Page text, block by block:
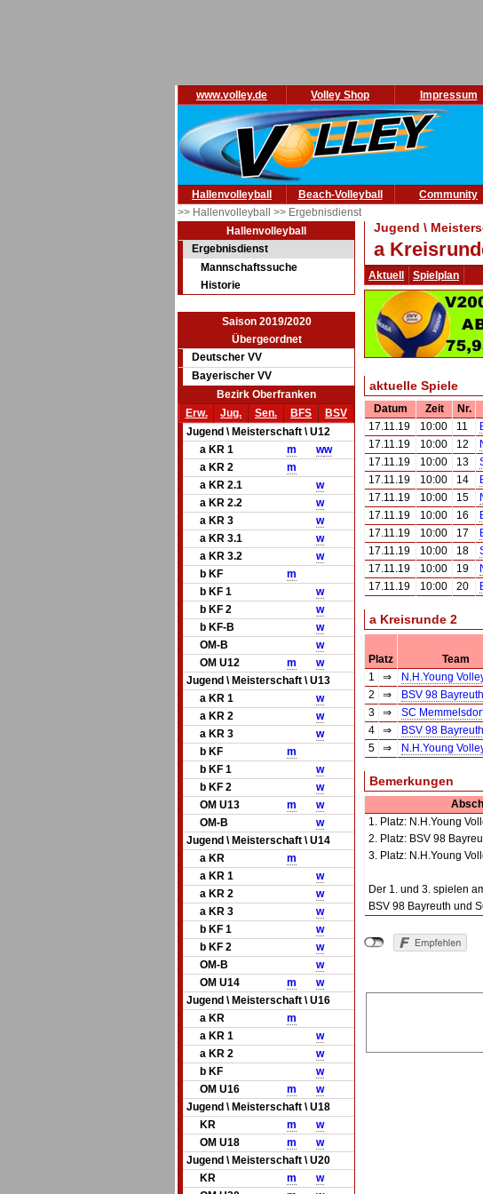
www.volley.de Volley Shop Impressum
Hallenvolleyball Beach-Volleyball Community
>> Hallenvolleyball >> Ergebnisdienst
Hallenvolleyball
Ergebnisdienst
Mannschaftssuche
Historie
Saison 2019/2020
Übergeordnet
Deutscher VV
Bayerischer VV
Bezirk Oberfranken
Erw.
Jug. Sen. BFS
BSV
Jugend \ Meisterschaft \ U12
a KR 1
m ww
a KR 2
m
a KR 2.1
w
a KR 2.2
w
a KR 3
w
a KR 3.1
w
a KR 3.2
w
b KF
m
b KF 1
w
b KF 2
w
b KF-B
w
OM-B
w
OM U12
m
w
Jugend \ Meisterschaft \ U13
a KR 1
w
a KR 2
w
a KR 3
w
b KF
m
b KF 1
w
b KF 2
w
OM U13
m
w
OM-B
w
Jugend \ Meisterschaft \ U14
a KR
m
a KR 1
w
a KR 2
w
a KR 3
w
b KF 1
w
b KF 2
w
OM-B
w
OM U14
m
w
Jugend \ Meisterschaft \ U16
a KR
m
a KR 1
w
a KR 2
w
b KF
w
OM U16
m
w
Jugend \ Meisterschaft \ U18
KR
m
w
OM U18
m
w
Jugend \ Meisterschaft \ U20
KR
m
w
Jugend \
a
Aktuell Spielplan
aktuelle Spiele
Datum Zeit Nr.
17.11.19
10:00 11
17.11.19
10:00 12
17.11.19
10:00 13
17.11.19
10:00 14
17.11.19
10:00 15
17.11.19
10:00 16
17.11.19
10:00 17
17.11.19
10:00 18
17.11.19
10:00 19
17.11.19
10:00 20
a Kreisrunde 2
Platz
Team
1
⇒ N.H.Young
2
⇒ BSV 98
3
⇒ SC
4
⇒ BSV 98
5
⇒ N.H.Young
Bemerkungen
1. Platz: N.H.Young
2. Platz: BSV 98
3. Platz: N.H.Young
Der 1. und 3. spielen
BSV 98 Bayreuth und